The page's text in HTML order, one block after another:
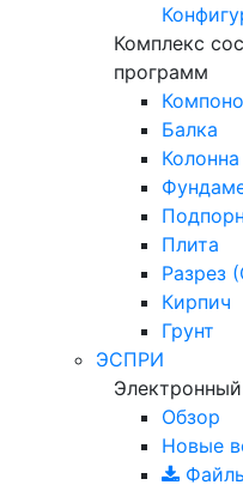
Комплекс
программ
Балка
Колонна
Плита
Разрез
Кирпич
Грунт
ЭСПРИ
Обзор
Новые